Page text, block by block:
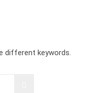
different keywords.